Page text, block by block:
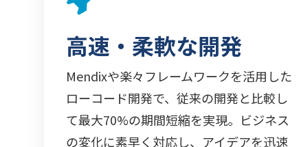
高速・柔軟な開発
Mendixや楽々フレームワークを活用した
ローコード開発で、従来の開発と比較し
て最大70%の期間短縮を実現。ビジネス
の変化に素早く対応し、アイデアを迅速